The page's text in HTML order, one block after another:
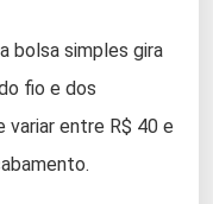
bolsa simples gira
fio e dos
variar entre R$ 40 e